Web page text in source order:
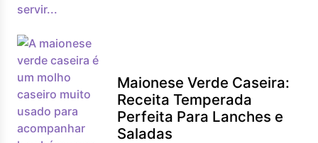
Maionese Verde Caseira:
Receita Temperada
Perfeita Para Lanches e
Saladas